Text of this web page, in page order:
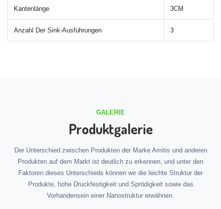
Kantenlänge 3CM
Anzahl Der Sink-Ausführungen 3
GALERIE
Produktgalerie
Der Unterschied zwischen Produkten der Marke Amitis und anderen
Produkten auf dem Markt ist deutlich zu erkennen, und unter den
Faktoren dieses Unterschieds können wir die leichte Struktur der
Produkte, hohe Druckfestigkeit und Sprödigkeit sowie das
Vorhandensein einer Nanostruktur erwähnen.